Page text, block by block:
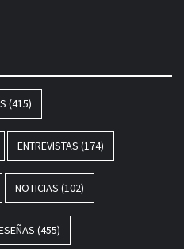
(415)
ENTREVISTAS (174)
NOTICIAS (102)
(455)